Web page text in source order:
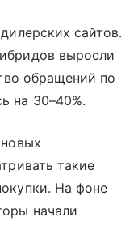
сайтов.
выросли
обращений по
на 30–40%.
такие
На фоне
начали